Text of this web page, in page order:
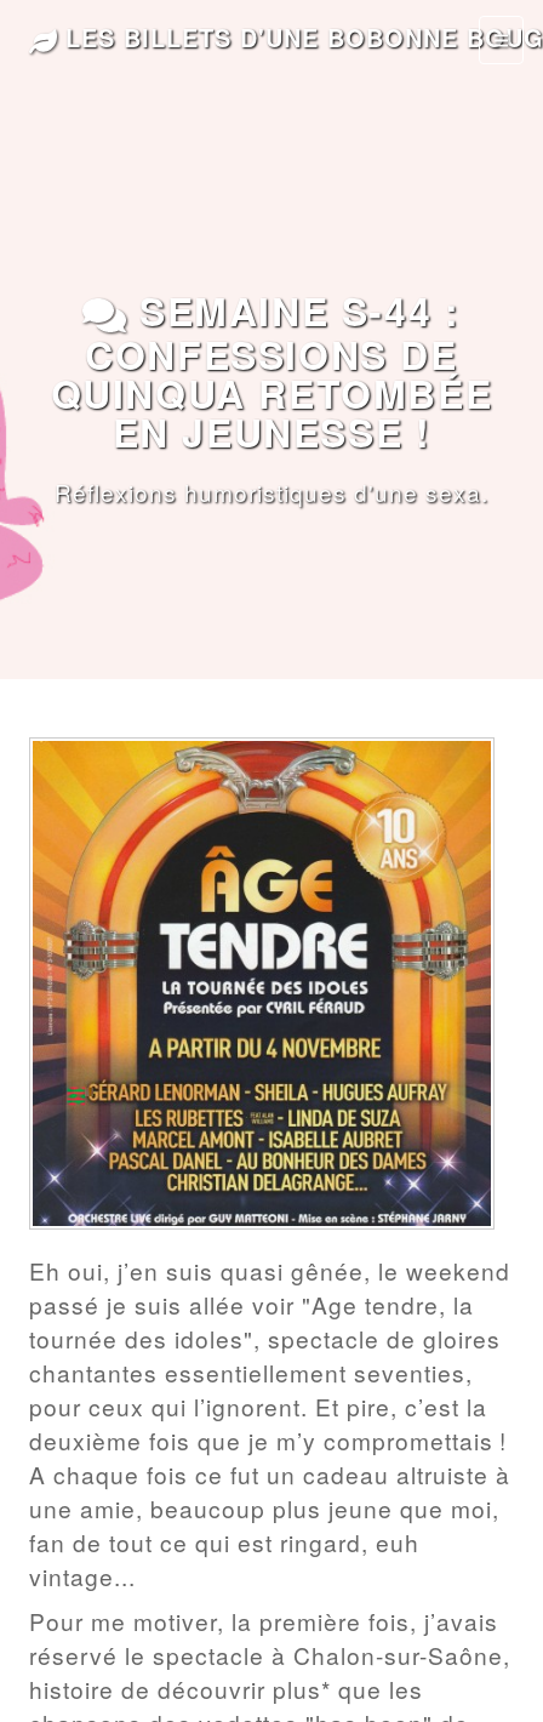
LES BILLETS D'UNE BOBONNE
SEMAINE S-44 :
CONFESSIONS DE
QUINQUA RETOMBÉE
EN JEUNESSE !
Réflexions humoristiques d'une sexa.
Eh oui, j’en suis quasi gênée, le weekend
passé je suis allée voir "Age tendre, la
tournée des idoles", spectacle de gloires
chantantes essentiellement seventies,
pour ceux qui l’ignorent. Et pire, c’est la
deuxième fois que je m’y compromettais !
A chaque fois ce fut un cadeau altruiste à
une amie, beaucoup plus jeune que moi,
fan de tout ce qui est ringard, euh
vintage...
Pour me motiver, la première fois, j’avais
réservé le spectacle à Chalon-sur-Saône,
histoire de découvrir plus* que les